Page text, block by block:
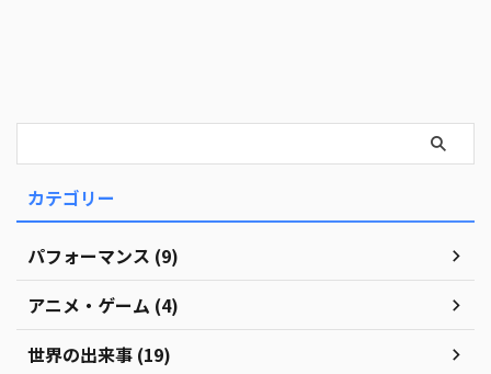
カテゴリー
パフォーマンス (9)
アニメ・ゲーム (4)
世界の出来事 (19)